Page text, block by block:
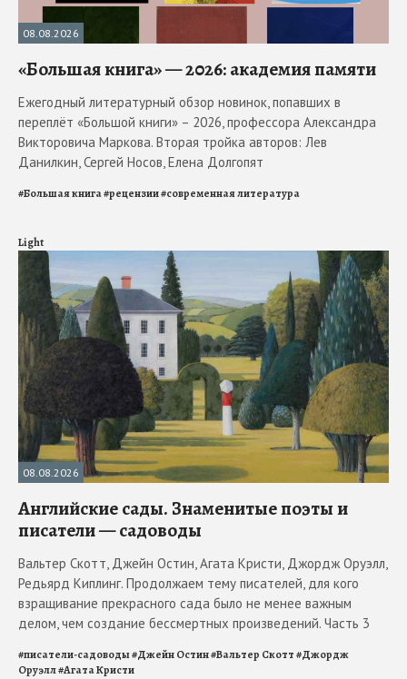
08.08.2026
«Большая книга» — 2026: академия памяти
Ежегодный литературный обзор новинок, попавших в
переплёт «Большой книги» – 2026, профессора Александра
Викторовича Маркова. Вторая тройка авторов: Лев
Данилкин, Сергей Носов, Елена Долгопят
#Большая книга#рецензии#современная литература
Light
08.08.2026
Английские сады. Знаменитые поэты и
писатели — садоводы
Вальтер Скотт, Джейн Остин, Агата Кристи, Джордж Оруэлл,
Редьярд Киплинг. Продолжаем тему писателей, для кого
взращивание прекрасного сада было не менее важным
делом, чем создание бессмертных произведений. Часть 3
#писатели-садоводы#Джейн Остин#Вальтер Скотт#Джордж
Оруэлл#Агата Кристи